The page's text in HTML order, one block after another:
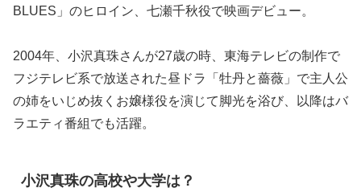
BLUES」のヒロイン、七瀬千秋役で映画デビュー。
2004年、小沢真珠さんが27歳の時、東海テレビの制作で
フジテレビ系で放送された昼ドラ「牡丹と薔薇」で主人公
の姉をいじめ抜くお嬢様役を演じて脚光を浴び、以降はバ
ラエティ番組でも活躍。
小沢真珠の高校や大学は？